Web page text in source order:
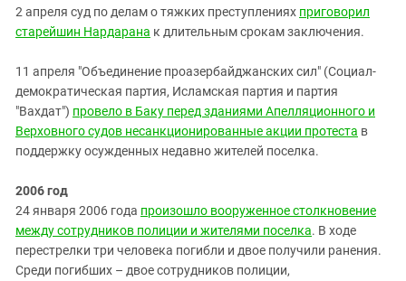
2 апреля суд по делам о тяжких преступлениях приговорил
старейшин Нардарана к длительным срокам заключения.
11 апреля "Объединение проазербайджанских сил" (Социал-
демократическая партия, Исламская партия и партия
"Вахдат") провело в Баку перед зданиями Апелляционного и
Верховного судов несанкционированные акции протеста в
поддержку осужденных недавно жителей поселка.
2006 год
24 января 2006 года произошло вооруженное столкновение
между сотрудников полиции и жителями поселка. В ходе
перестрелки три человека погибли и двое получили ранения.
Среди погибших – двое сотрудников полиции,